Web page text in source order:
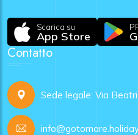
Scarica su
App Store
Contatto
Sede legale: Via